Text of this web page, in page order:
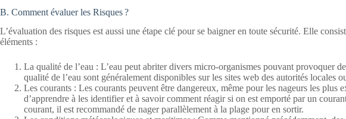
B. Comment évaluer les Risques ?
L’évaluation des risques est aussi une étape clé pour se baigner en toute sécurité. Elle
éléments :
La qualité de l’eau : L’eau peut abriter divers micro-organismes pouvant provoquer
qualité de l’eau sont généralement disponibles sur les sites web des autorités locales
Les courants : Les courants peuvent être dangereux, même pour les nageurs les plus
d’apprendre à les identifier et à savoir comment réagir si on est emporté par un
courant, il est recommandé de nager parallèlement à la plage pour en sortir.